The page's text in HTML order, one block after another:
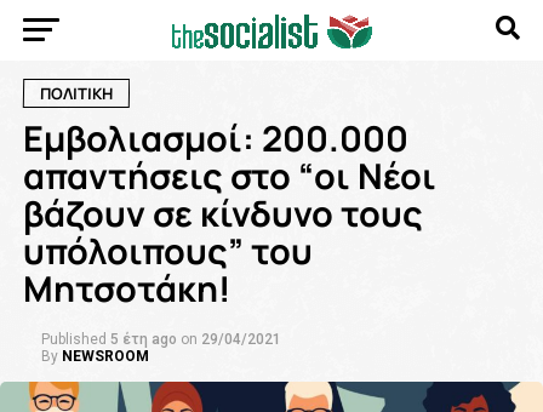
ΠΟΛΙΤΙΚΗ
Εμβολιασμοί: 200.000
απαντήσεις στο “οι Νέοι
βάζουν σε κίνδυνο τους
υπόλοιπους” του
Μητσοτάκη!
Published 5 έτη ago on 29/04/2021
By NEWSROOM